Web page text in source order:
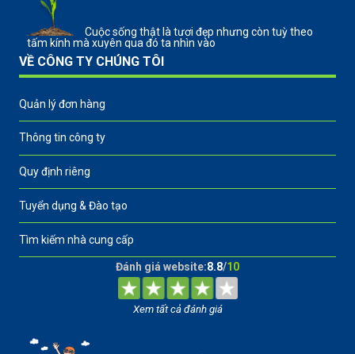
Cuộc sống thật là tươi đẹp nhưng còn tuỳ theo
tấm kính mà xuyên qua đó ta nhìn vào
VỀ CÔNG TY CHÚNG TÔI
Quản lý đơn hàng
Thông tin công ty
Quy định riêng
Tuyển dụng & Đào tạo
Tìm kiếm nhà cung cấp
Đánh giá website:8.8/10
Xem tất cả đánh giá